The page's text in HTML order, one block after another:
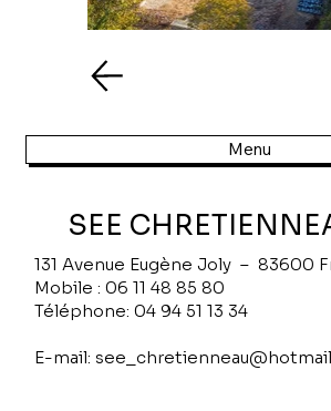
Menu
SEE
131 Avenue Eugène Joly – 83600
Mobile : 06 11 48 85 80
Téléphone: 04 94 51 13 34
E-mail: